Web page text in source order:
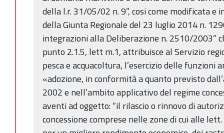
della l.r. 31/05/02 n. 9”, cosi come modificata
della Giunta Regionale del 23 luglio 2014 n.
integrazioni alla Deliberazione n. 2510/2003”
punto 2.1.5, lett m.1, attribuisce al Servizio
pesca e acquacoltura, l’esercizio delle
«adozione, in conformità a quanto previsto
2002 e nell’ambito applicativo del regime
aventi ad oggetto: “il rilascio o rinnovo di
concessione comprese nelle zone di cui alle